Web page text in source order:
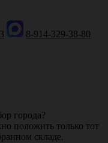
8-914-329-38-80
города?
положить только тот
складе.